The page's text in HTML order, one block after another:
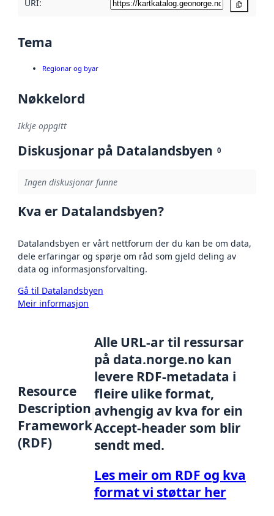
URI:
Tema
Regionar og byar
Nøkkelord
Ikkje oppgitt
Diskusjonar på Datalandsbyen 0
Ingen diskusjonar funne
Kva er Datalandsbyen?
Datalandsbyen er vårt nettforum der du kan be om data,
dele erfaringar og spørje om råd som gjeld deling av
data og informasjonsforvalting.
Gå til Datalandsbyen
Meir informasjon
Resource
Description
Framework
(RDF)
Alle URL-ar til ressursar
på data.norge.no kan
levere RDF-metadata i
fleire ulike format,
avhengig av kva for ein
Accept-header som blir
sendt med.
Les meir om RDF og kva
format vi støttar her